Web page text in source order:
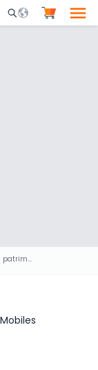
Mobile Search
Centre du patrimoine indien